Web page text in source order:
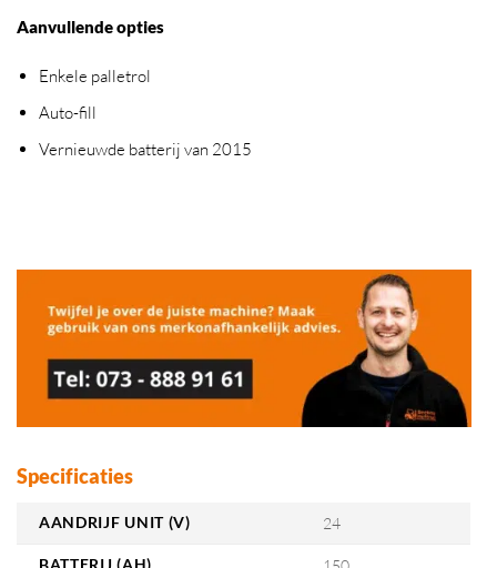
Aanvullende opties
Enkele palletrol
Auto-fill
Vernieuwde batterij van 2015
Specificaties
AANDRIJF UNIT (V) 24
BATTERIJ (AH)